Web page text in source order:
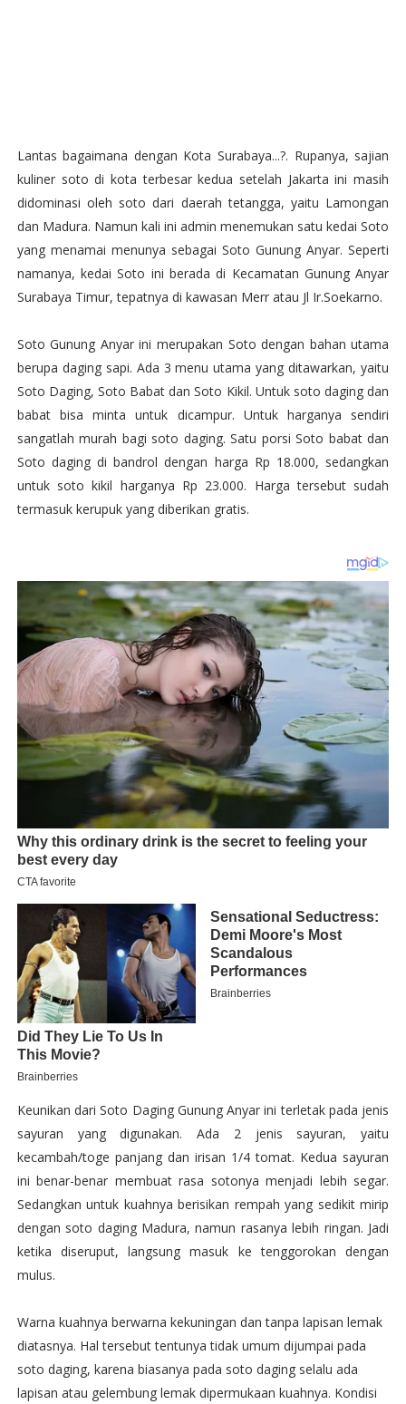
Lantas bagaimana dengan Kota Surabaya...?. Rupanya, sajian
kuliner soto di kota terbesar kedua setelah Jakarta ini masih
didominasi oleh soto dari daerah tetangga, yaitu Lamongan
dan Madura. Namun kali ini admin menemukan satu kedai Soto
yang menamai menunya sebagai Soto Gunung Anyar. Seperti
namanya, kedai Soto ini berada di Kecamatan Gunung Anyar
Surabaya Timur, tepatnya di kawasan Merr atau Jl Ir.Soekarno.
Soto Gunung Anyar ini merupakan Soto dengan bahan utama
berupa daging sapi. Ada 3 menu utama yang ditawarkan, yaitu
Soto Daging, Soto Babat dan Soto Kikil. Untuk soto daging dan
babat bisa minta untuk dicampur. Untuk harganya sendiri
sangatlah murah bagi soto daging. Satu porsi Soto babat dan
Soto daging di bandrol dengan harga Rp 18.000, sedangkan
untuk soto kikil harganya Rp 23.000. Harga tersebut sudah
termasuk kerupuk yang diberikan gratis.
Keunikan dari Soto Daging Gunung Anyar ini terletak pada jenis
sayuran yang digunakan. Ada 2 jenis sayuran, yaitu
kecambah/toge panjang dan irisan 1/4 tomat. Kedua sayuran
ini benar-benar membuat rasa sotonya menjadi lebih segar.
Sedangkan untuk kuahnya berisikan rempah yang sedikit mirip
dengan soto daging Madura, namun rasanya lebih ringan. Jadi
ketika diseruput, langsung masuk ke tenggorokan dengan
mulus.
Warna kuahnya berwarna kekuningan dan tanpa lapisan lemak
diatasnya. Hal tersebut tentunya tidak umum dijumpai pada
soto daging, karena biasanya pada soto daging selalu ada
lapisan atau gelembung lemak dipermukaan kuahnya. Kondisi